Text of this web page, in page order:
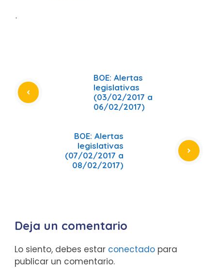
ᐧ
BOE: Alertas
legislativas
(03/02/2017 a
06/02/2017)
BOE: Alertas
legislativas
(07/02/2017 a
08/02/2017)
Deja un comentario
Lo siento, debes estar conectado para
publicar un comentario.